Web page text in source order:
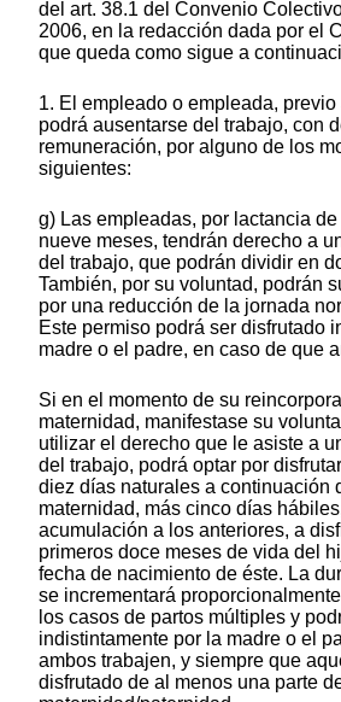
del art. 38.1 del Convenio
2006, en la redacción dada por el
que queda como sigue a
1. El empleado o empleada,
podrá ausentarse del trabajo, con
remuneración, por alguno de los
siguientes:
g) Las empleadas, por lactancia
nueve meses, tendrán derecho a
del trabajo, que podrán dividir en
También, por su voluntad, podrán
por una reducción de la jornada
Este permiso podrá ser disfrutado
madre o el padre, en caso de que
Si en el momento de su
maternidad, manifestase su
utilizar el derecho que le asiste a
del trabajo, podrá optar por
diez días naturales a continuación
maternidad, más cinco días
acumulación a los anteriores, a
primeros doce meses de vida del
fecha de nacimiento de éste. La
se incrementará
los casos de partos múltiples y
indistintamente por la madre o el
ambos trabajen, y siempre que
disfrutado de al menos una parte